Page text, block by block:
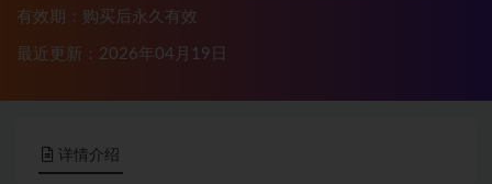
有效期：购买后永久有效
最近更新：2026年04月19日
详情介绍